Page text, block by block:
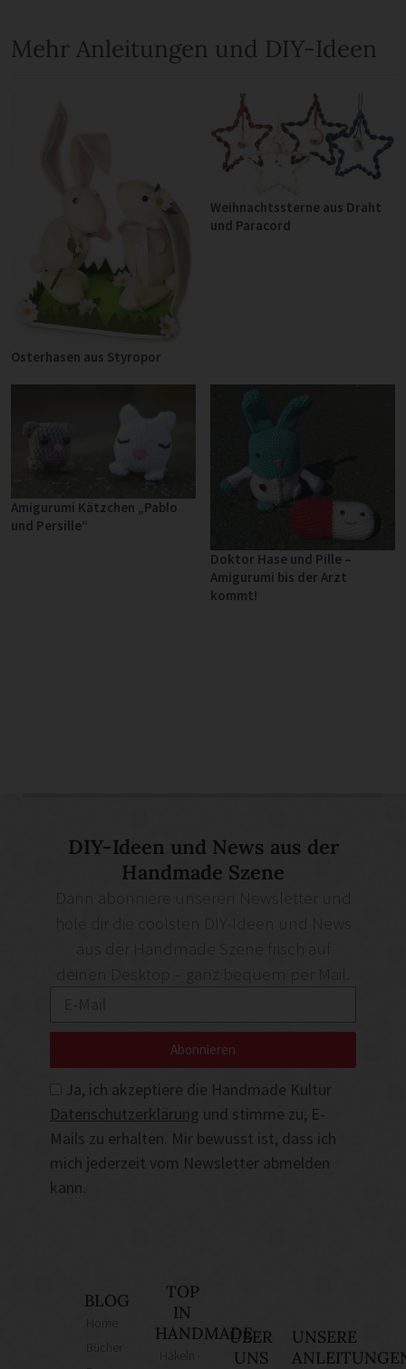
Mehr Anleitungen und DIY-Ideen
Osterhasen aus Styropor
Weihnachtssterne aus Draht
und Paracord
Amigurumi Kätzchen „Pablo
und Persille“
Doktor Hase und Pille –
Amigurumi bis der Arzt
kommt!
DIY-Ideen und News aus der
Handmade Szene
deinen Desktop – ganz bequem per Mail.
Ja, ich akzeptiere die Handmade Kultur
Datenschutzerklärung und stimme zu, E-
Mails zu erhalten. Mir bewusst ist, dass ich
mich jederzeit vom Newsletter abmelden
kann.
Abonnieren
BLOG
TOP
IN
HANDMADE
ÜBER
UNS
UNSERE